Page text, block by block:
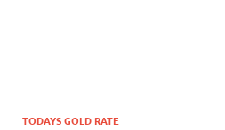
TODAYS GOLD RATE